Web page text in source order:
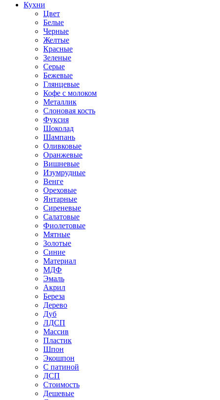
Кухни
Цвет
Белые
Черные
Желтые
Красные
Зеленые
Серые
Бежевые
Глянцевые
Кофе с молоком
Металлик
Слоновая кость
Фуксия
Шоколад
Шампань
Оливковые
Оранжевые
Вишневые
Изумрудные
Венге
Ореховые
Янтарные
Сиреневые
Салатовые
Фиолетовые
Мятные
Золотые
Синие
Материал
МДФ
Эмаль
Акрил
Береза
Дерево
Дуб
ЛДСП
Массив
Пластик
Шпон
Экошпон
С патиной
ДСП
Стоимость
Дешевые